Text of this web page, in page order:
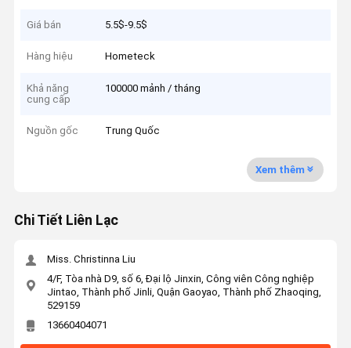
Giá bán 5.5$-9.5$
Hàng hiệu Hometeck
Khả năng
cung cấp
100000 mảnh / tháng
Nguồn gốc Trung Quốc
Xem thêm
Chi Tiết Liên Lạc
Miss. Christinna Liu
4/F, Tòa nhà D9, số 6, Đại lộ Jinxin, Công viên Công nghiệp
Jintao, Thành phố Jinli, Quận Gaoyao, Thành phố Zhaoqing,
529159
13660404071